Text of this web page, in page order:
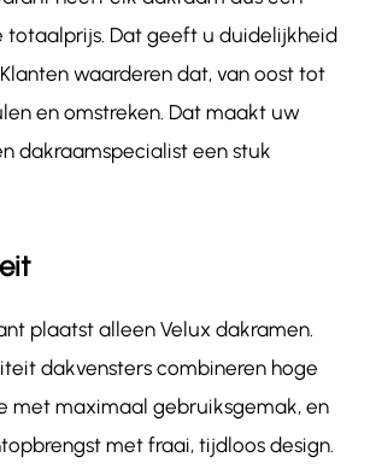
totaalprijs. Dat geeft u duidelijkheid
waarderen dat, van oost tot
en omstreken. Dat maakt uw
dakraamspecialist een stuk
plaatst alleen Velux dakramen.
dakvensters combineren hoge
met maximaal gebruiksgemak, en
met fraai, tijdloos design.